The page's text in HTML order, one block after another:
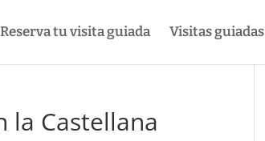
Reserva tu visita guiada Visitas guiadas
la Castellana